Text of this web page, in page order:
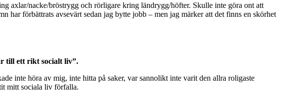
axlar/nacke/bröstrygg och rörligare kring ländrygg/höfter. Skulle inte göra ont att
har förbättrats avsevärt sedan jag bytte jobb – men jag märker att det finns en skörhet
till ett rikt socialt liv”.
inte höra av mig, inte hitta på saker, var sannolikt inte varit den allra roligaste
mitt sociala liv förfalla.